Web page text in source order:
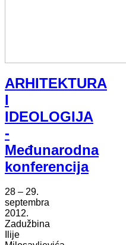
ARHITEKTURA
I
IDEOLOGIJA
-
Međunarodna
konferencija
28 – 29.
septembra
2012.
Zadužbina
Ilije